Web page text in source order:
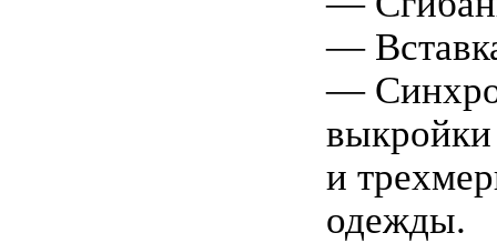
—
—
выкройки
и
одежды.